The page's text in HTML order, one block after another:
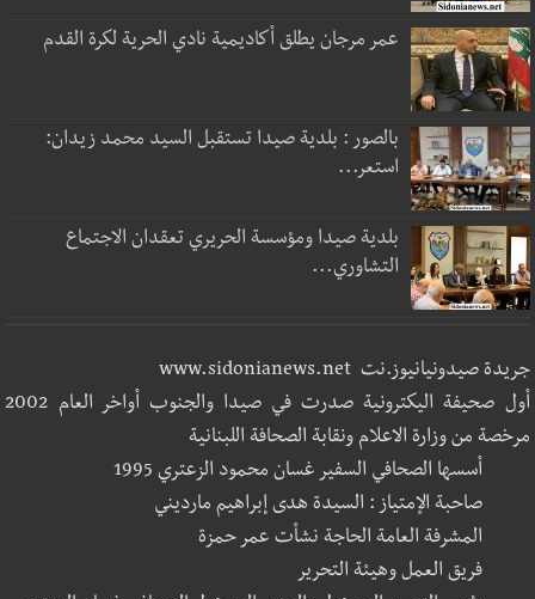
عمر مرجان يطلق أكاديمية نادي الحرية لكرة القدم
بالصور : بلدية صيدا تستقبل السيد محمد زيدان:
استعر...
بلدية صيدا ومؤسسة الحريري تعقدان الاجتماع
التشاوري...
جريدة صيدونيانيوز.نت www.sidonianews.net
أول صحيفة اليكترونية صدرت في صيدا والجنوب أواخر العام 2002
مرخصة من وزارة الاعلام ونقابة الصحافة اللبنانية
أسسها الصحافي السفير غسان محمود الزعتري 1995
صاحبة الإمتياز : السيدة هدى إبراهيم مارديني
المشرفة العامة الحاجة نشأت عمر حمزة
فريق العمل وهيئة التحرير